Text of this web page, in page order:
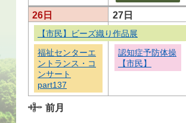
26日 27日
【市民】ビーズ織り作品展
福祉センターエ
ントランス・コ
ンサート
part137
認知症予防体操
【市民】
前月